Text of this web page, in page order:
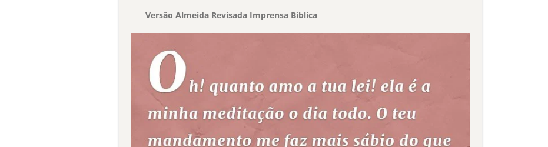
Versão Almeida Revisada Imprensa Bíblica